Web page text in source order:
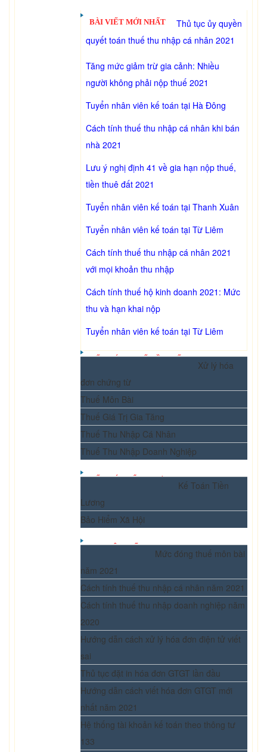
BÀI VIẾT MỚI NHẤT
Thủ tục ủy quyền
quyết toán thuế thu nhập cá nhân 2021
Tăng mức giảm trừ gia cảnh: Nhiều
người không phải nộp thuế 2021
Tuyển nhân viên kế toán tại Hà Đông
Cách tính thuế thu nhập cá nhân khi bán
nhà 2021
Lưu ý nghị định 41 về gia hạn nộp thuế,
tiền thuê đất 2021
Tuyển nhân viên kế toán tại Thanh Xuân
Tuyển nhân viên kế toán tại Từ Liêm
Cách tính thuế thu nhập cá nhân 2021
với mọi khoản thu nhập
Cách tính thuế hộ kinh doanh 2021: Mức
thu và hạn khai nộp
Tuyển nhân viên kế toán tại Từ Liêm
KẾ TOÁN THUẾ CẦN BIẾT
Xử lý hóa
đơn chứng từ
Thuế Môn Bài
Thuế Giá Trị Gia Tăng
Thuế Thu Nhập Cá Nhân
Thuế Thu Nhập Doanh Nghiệp
KẾ TOÁN TỔNG HỢP
Kế Toán Tiền
Lương
Bảo Hiểm Xã Hội
BẠN NÊN BIẾT
Mức đóng thuế môn bài
năm 2021
Cách tính thuế thu nhập cá nhân năm 2021
Cách tính thuế thu nhập doanh nghiệp năm
2020
Hướng dẫn cách xử lý hóa đơn điện tử viết
sai
Thủ tục đặt in hóa đơn GTGT lần đầu
Hướng dẫn cách viết hóa đơn GTGT mới
nhất năm 2021
Hệ thống tài khoản kế toán theo thông tư
133